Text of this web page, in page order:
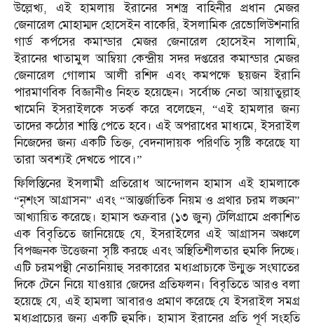
উল্লেখ্য, এই হামলায় ইরানের সশস্ত্র বাহিনীর প্রধান মেজর
জেনারেল মোহাম্মদ হোসেইন বাকেরি, ইসলামিক রেভোলিউশনারি
গার্ড কর্পসের কমান্ডার মেজর জেনারেল হোসেইন সালামি,
ইরানের খাতামুল আম্বিয়া কেন্দ্রীয় সদর দপ্তরের কমান্ডার মেজর
জেনারেল গোলাম আলী রশিদএবং কমপক্ষেছয়জন ইরানি
পারমাণবিক বিজ্ঞানীও নিহত হয়েছেন। সর্বোচ্চ নেতা আয়াতুল্লাহ
খামেনি ইসরাইলকে সতর্ক করে বলেছেন, “এই হামলার জন্য
তাদের কঠোর শাস্তি পেতে হবে। এই অপরাধের মাধ্যমে, ইসরাইল
নিজেদের জন্য একটি তিক্ত, বেদনাদায়ক পরিণতি সৃষ্টি করেছে যা
তারা অবশ্যই দেখতে পাবে।”
ফিলিস্তিনের ইসলামী প্রতিরোধ আন্দোলন হামাস এই হামলাকে
“নৃশংস আগ্রাসন” এবং “আন্তর্জাতিক নিয়ম ও প্রথার চরম লঙ্ঘন”
আখ্যায়িত করেছে। হামাস শুক্রবার (১৩ জুন) টেলিগ্রামে প্রকাশিত
এক বিবৃতিতে জানিয়েছে যে, ইসরাইলের এই আগ্রাসন অঞ্চলে
বিপজ্জনক উত্তেজনা সৃষ্টি করছে এবং অস্থিতিশীলতার হুমকি দিচ্ছে।
এটি চরমপন্থী নেতানিয়াহু সরকারের মধ্যপ্রাচ্যকে উন্মুক্ত সংঘাতের
দিকে টেনে নিয়ে যাওয়ার জেদের প্রতিফলন। বিবৃতিতে আরও বলা
হয়েছে যে, এই হামলা আবারও প্রমাণ করেছে যে ইসরাইল সমগ্র
মধ্যপ্রাচ্যের জন্য একটি হুমকি।হামাস ইরানের প্রতি পূর্ণ সংহতি